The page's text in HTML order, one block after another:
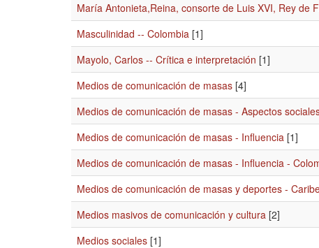
María Antonieta,Reina, consorte de Luis XVI, Rey de
Masculinidad -- Colombia [1]
Mayolo, Carlos -- Crítica e interpretación [1]
Medios de comunicación de masas [4]
Medios de comunicación de masas - Aspectos
Medios de comunicación de masas - Influencia [1]
Medios de comunicación de masas - Influencia -
Medios de comunicación de masas y deportes -
Medios masivos de comunicación y cultura [2]
Medios sociales [1]